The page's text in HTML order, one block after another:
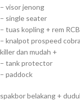
– visor jenong
– single seater
– tuas kopling + rem RCB
– knalpot prospeed
killer dan mudah +
– tank protector
– paddock
spakbor belakang +